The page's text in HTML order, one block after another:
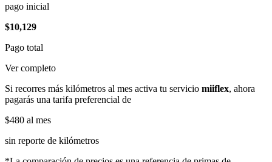
pago inicial
$10,129
Pago total
Ver completo
Si recorres más kilómetros al mes activa tu servicio miiflex, ahora
pagarás una tarifa preferencial de
$480 al mes
sin reporte de kilómetros